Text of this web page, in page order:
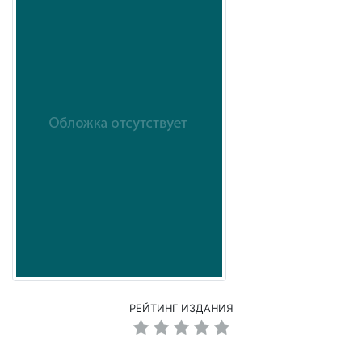
РЕЙТИНГ ИЗДАНИЯ